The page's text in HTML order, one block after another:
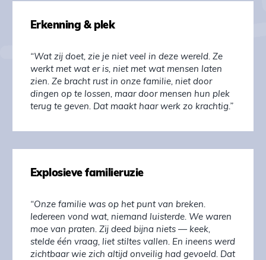
Erkenning & plek
“Wat zij doet, zie je niet veel in deze wereld. Ze
werkt met wat er is, niet met wat mensen laten
zien. Ze bracht rust in onze familie, niet door
dingen op te lossen, maar door mensen hun plek
terug te geven. Dat maakt haar werk zo krachtig.”
Explosieve familieruzie
“Onze familie was op het punt van breken.
Iedereen vond wat, niemand luisterde. We waren
moe van praten. Zij deed bijna niets — keek,
stelde één vraag, liet stiltes vallen. En ineens werd
zichtbaar wie zich altijd onveilig had gevoeld. Dat